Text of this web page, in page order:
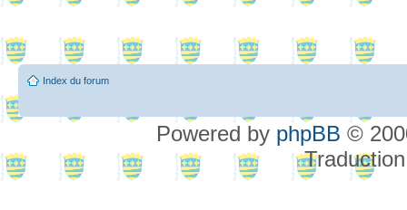
Index du forum
Powered by phpBB ©